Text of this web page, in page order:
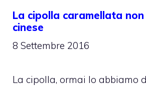
La cipolla caramellata
cinese
8 Settembre 2016
La cipolla, ormai lo abbiamo